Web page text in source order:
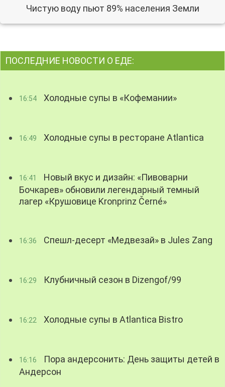
Чистую воду пьют 89% населения Земли
ПОСЛЕДНИЕ НОВОСТИ О ЕДЕ:
16:54 Холодные супы в «Кофемании»
16:49 Холодные супы в ресторане Atlantica
16:41
Новый вкус и дизайн: «Пивоварни
Бочкарев» обновили легендарный темный
лагер «Крушовице Kronprinz Černé»
16:36 Спешл-десерт «Медвезай» в Jules Zang
16:29 Клубничный сезон в Dizengof/99
16:22 Холодные супы в Atlantica Bistro
16:16
Пора андерсонить: День защиты детей в
Андерсон